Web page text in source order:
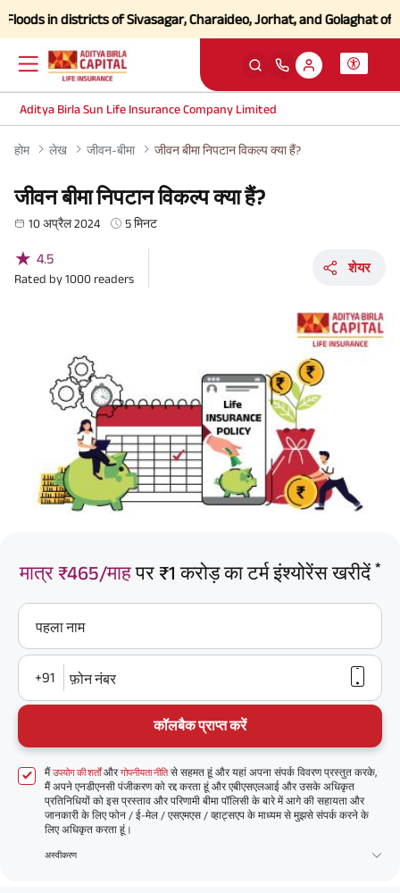
districts of Sivasagar, Charaideo, Jorhat, and Golaghat of Assam
Aditya Birla Sun Life Insurance Company Limited
होम लेख जीवन-बीमा जीवन बीमा निपटान विकल्प क्या हैं?
जीवन बीमा निपटान विकल्प क्या हैं?
10 अप्रैल 2024 5 मिनट
★ 4.5
Rated by1000 readers
शेयर
मात्र ₹465/माहपर ₹1 करोड़ का टर्म इंश्योरेंस खरीदें *
पहला नाम
+91 फ़ोन नंबर
कॉलबैक प्राप्त करें
मैंउपयोग की शर्तोंऔरगोपनीयता नीतिसे सहमत हूं और यहां अपना संपर्क विवरण प्रस्तुत करके,
मैं अपने एनडीएनसी पंजीकरण को रद्द करता हूं और एबीएसएलआई और उसके अधिकृत
प्रतिनिधियों को इस प्रस्ताव और परिणामी बीमा पॉलिसी के बारे में आगे की सहायता और
जानकारी के लिए फोन / ई-मेल / एसएमएस / व्हाट्सएप के माध्यम से मुझसे संपर्क करने के
लिए अधिकृत करता हूं।
अस्वीकरण